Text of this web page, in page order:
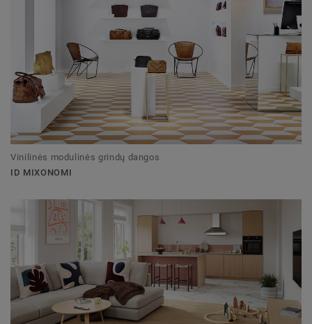
Vinilinės modulinės grindų dangos
ID MIXONOMI